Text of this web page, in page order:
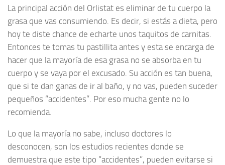
La principal acción del Orlistat es eliminar de tu cuerpo la
grasa que vas consumiendo. Es decir, si estás a dieta, pero
hoy te diste chance de echarte unos taquitos de carnitas.
Entonces te tomas tu pastillita antes y esta se encarga de
hacer que la mayoría de esa grasa no se absorba en tu
cuerpo y se vaya por el excusado. Su acción es tan buena,
que si te dan ganas de ir al baño, y no vas, pueden suceder
pequeños “accidentes”. Por eso mucha gente no lo
recomienda.
Lo que la mayoría no sabe, incluso doctores lo
desconocen, son los estudios recientes donde se
demuestra que este tipo “accidentes”, pueden evitarse si